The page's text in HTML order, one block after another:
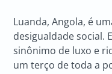
Luanda, Angola, é
desigualdade social.
sinônimo de luxo e
um terço de toda a